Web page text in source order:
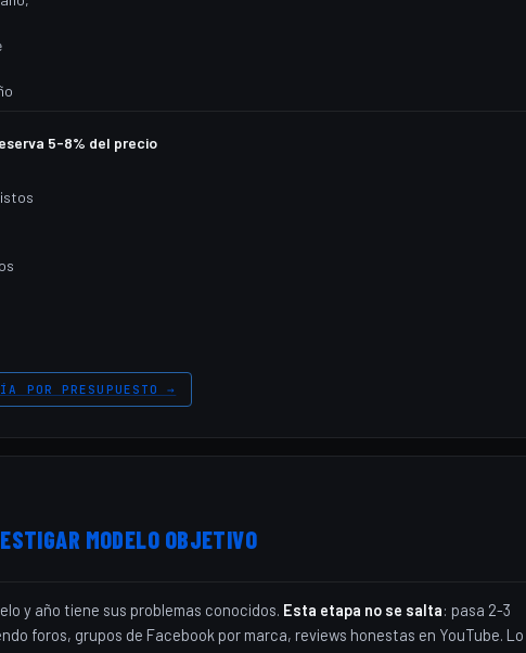
5-8% del precio
POR PRESUPUESTO →
MODELO OBJETIVO
y año tiene sus problemas conocidos. Esta etapa no se salta: pasa 2-3
foros, grupos de Facebook por marca, reviews honestas en YouTube. Lo